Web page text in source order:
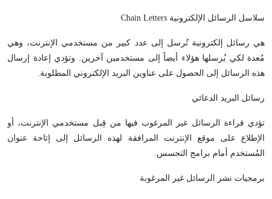
سلاسل الرسائل الإلكترونية Chain Letters
هي رسائل إلكترونية تُرسل إلى عدد كبير من مستخدمي الإنترنت، وهي
مُعدة لكي يُرسلها هؤلاء أيضاً إلى مستخدمين آخرين. وتؤدي إعادة إرسال
هذه الرسائل إلى الحصول على عناوين البريد الإلكتروني المطلوبة.
رسائل البريد الدعائي
تؤدي قراءة الرسائل غير المرغوب فيها من قِبل مستخدمي الإنترنت، أو
الإطلاع على موقع الإنترنت المرافقة لهذه الرسائل إلى إتاحة عنوان
المُستخدم أمام برامج التجسس.
برمجيات نشر الرسائل غير المرغوبة